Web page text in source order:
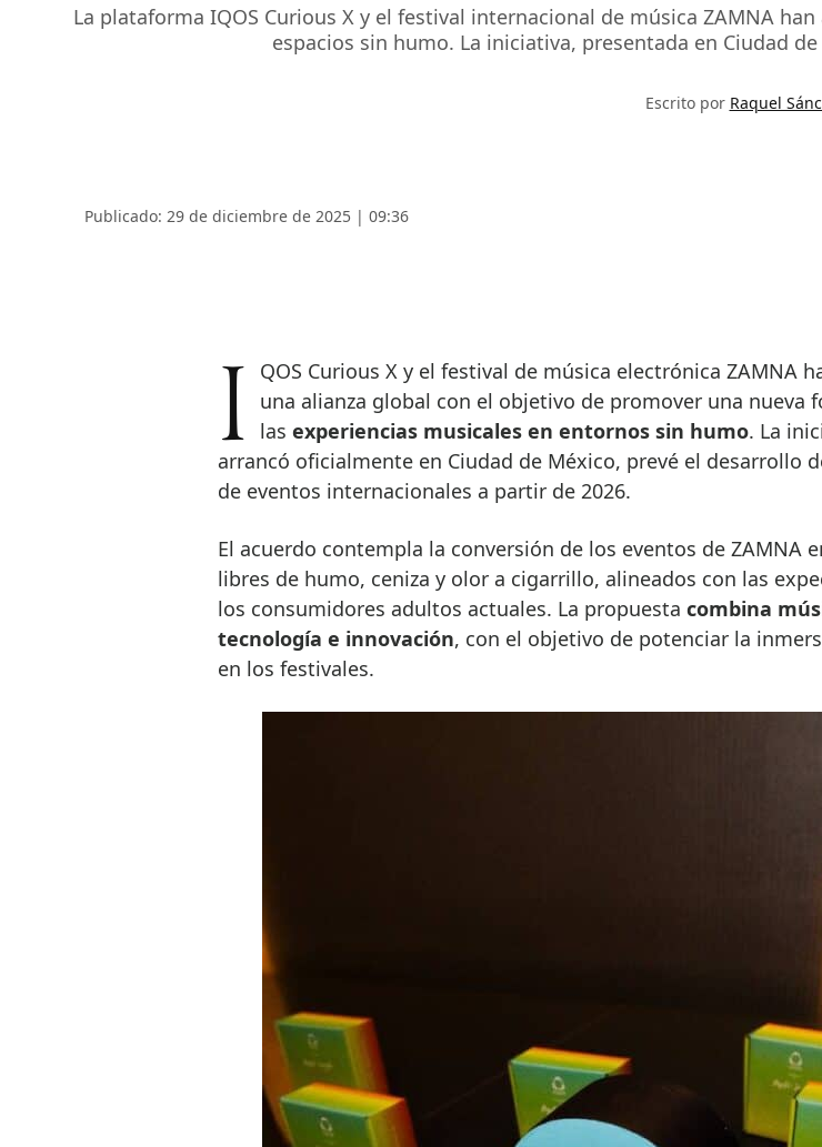
La plataforma IQOS Curious X y el festival internacional de música ZAMNA
espacios sin humo. La iniciativa, presentada en Ciudad
Escrito por Raquel
Publicado: 29 de diciembre de 2025 | 09:36
IQOS Curious X y el festival de música electrónica ZAMNA han anunciado
una alianza global con el objetivo de promover una nueva
las experiencias musicales en entornos sin humo. La
arrancó oficialmente en Ciudad de México, prevé el desarrollo
de eventos internacionales a partir de 2026.
El acuerdo contempla la conversión de los eventos de ZAMNA
libres de humo, ceniza y olor a cigarrillo, alineados con las
los consumidores adultos actuales. La propuesta combina
tecnología e innovación, con el objetivo de potenciar la
en los festivales.